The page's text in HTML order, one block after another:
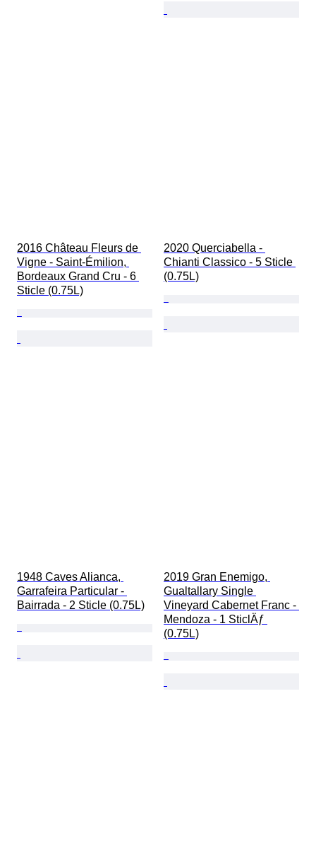
2016 Château Fleurs de
Vigne - Saint-Émilion,
Bordeaux Grand Cru - 6
Sticle (0.75L)
2020 Querciabella -
Chianti Classico - 5 Sticle
(0.75L)
1948 Caves Alianca,
Garrafeira Particular -
Bairrada - 2 Sticle (0.75L)
2019 Gran Enemigo,
Gualtallary Single
Vineyard Cabernet Franc -
Mendoza - 1 SticlÄƒ
(0.75L)